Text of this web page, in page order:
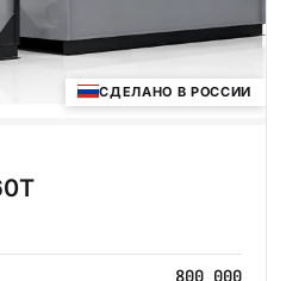
СДЕЛАНО В РОССИИ
800 000